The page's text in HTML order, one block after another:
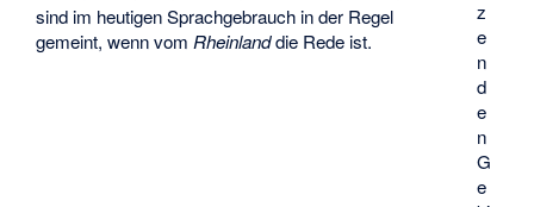
z
e
n
d
e
n
G
e
sind im heutigen Sprachgebrauch in der Regel
gemeint, wenn vom Rheinlanddie Rede ist.